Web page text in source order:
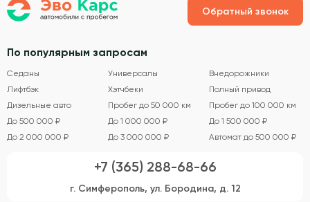
Обратный звонок
По популярным запросам
Седаны Универсалы
Внедорожники
Лифтбэк
Хэтчбеки
Полный привод
Дизельные авто
Пробег до 50 000 км
Пробег до 100 000 км
До 500 000 ₽
До 1 000 000 ₽
До 1 500 000 ₽
До 2 000 000 ₽
До 3 000 000 ₽ Автомат до 500 000 ₽
+7 (365) 288-68-66
г. Симферополь, ул. Бородина, д. 12